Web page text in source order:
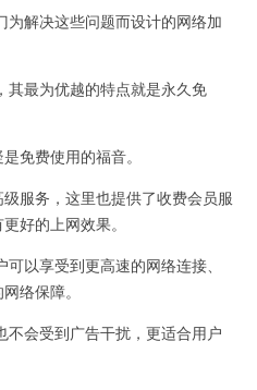
解决这些问题而设计的网络加
最为优越的特点就是永久免
费使用的福音。
服务，这里也提供了收费会员服
好的上网效果。
以享受到更高速的网络连接、
络保障。
会受到广告干扰，更适合用户